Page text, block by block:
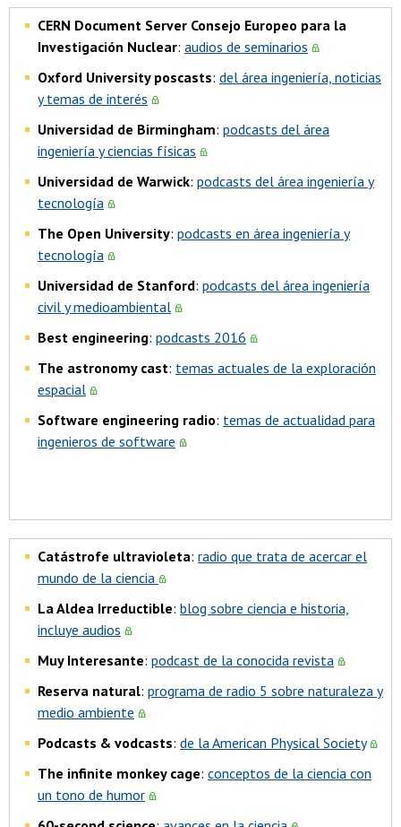
CERN Document Server Consejo Europeo para la
Investigación Nuclear: audios de seminarios
Oxford University poscasts: del área ingeniería, noticias
y temas de interés
Universidad de Birmingham: podcasts del área
ingeniería y ciencias físicas
Universidad de Warwick: podcasts del área ingeniería y
tecnología
The Open University: podcasts en área ingeniería y
tecnología
Universidad de Stanford: podcasts del área ingeniería
civil y medioambiental
Best engineering: podcasts 2016
The astronomy cast: temas actuales de la exploración
espacial
Software engineering radio: temas de actualidad para
ingenieros de software
Catástrofe ultravioleta: radio que trata de acercar el
mundo de la ciencia
La Aldea Irreductible: blog sobre ciencia e historia,
incluye audios
Muy Interesante: podcast de la conocida revista
Reserva natural: programa de radio 5 sobre naturaleza y
medio ambiente
Podcasts & vodcasts: de la American Physical Society
The infinite monkey cage: conceptos de la ciencia con
un tono de humor